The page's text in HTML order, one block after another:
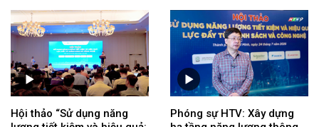
Hội thảo “Sử dụng năng
Phóng sự HTV: Xây dựng